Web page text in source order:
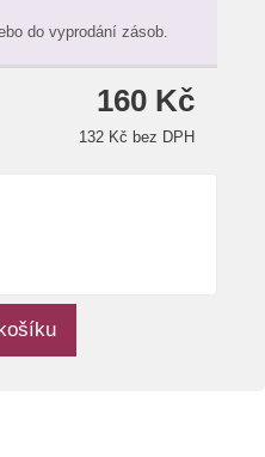
do vyprodání zásob.
160 Kč
132 Kč bez DPH